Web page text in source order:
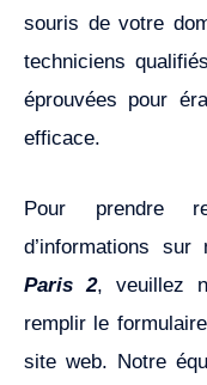
souris de votre
techniciens
éprouvées pour
efficace.
Pour prendre
d’informations sur
Paris 2, veuillez
remplir le
site web. Notre